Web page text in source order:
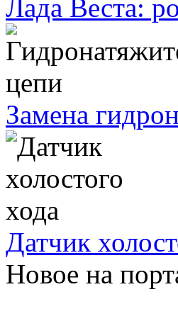
Лада Веста:
Замена
Датчик
Новое на